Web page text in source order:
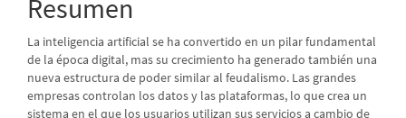
Resumen
La inteligencia artificial se ha convertido en un pilar fundamental
de la época digital, mas su crecimiento ha generado también una
nueva estructura de poder similar al feudalismo. Las grandes
empresas controlan los datos y las plataformas, lo que crea un
sistema en el que los usuarios utilizan sus servicios a cambio de